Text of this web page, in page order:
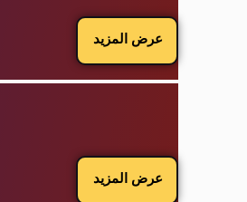
عرض المزيد
عرض المزيد